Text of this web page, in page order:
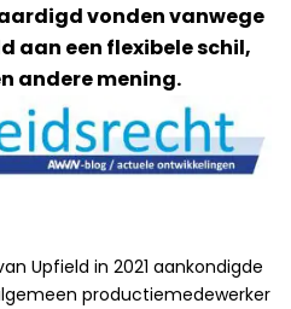
vonden vanwege
aan een flexibele schil,
andere mening.
Upfield in 2021 aankondigde
productiemedewerker